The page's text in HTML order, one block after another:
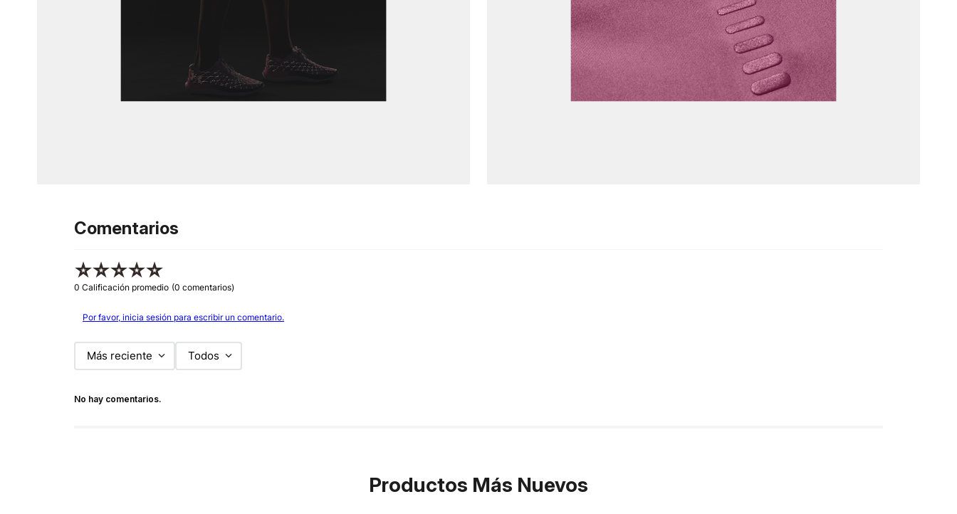
Comentarios
☆☆☆☆☆
0 Calificación promedio (0 comentarios)
Por favor, inicia sesión para escribir un comentario.
Más reciente Todos
No hay comentarios.
Productos Más Nuevos